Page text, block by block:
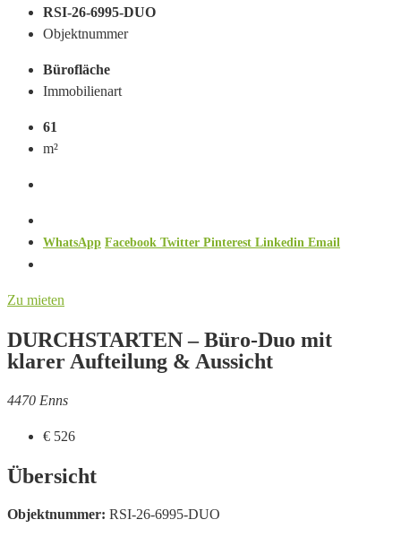
RSI-26-6995-DUO
Objektnummer
Bürofläche
Immobilienart
61
m²
WhatsApp Facebook Twitter Pinterest Linkedin Email
Zu mieten
DURCHSTARTEN – Büro-Duo mit
klarer Aufteilung & Aussicht
4470 Enns
€ 526
Übersicht
Objektnummer: RSI-26-6995-DUO